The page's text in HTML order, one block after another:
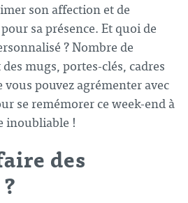
son affection et de
sa présence. Et quoi de
? Nombre de
mugs, portes-clés, cadres
vous pouvez agrémenter avec
se remémorer ce week-end à
inoubliable !
des